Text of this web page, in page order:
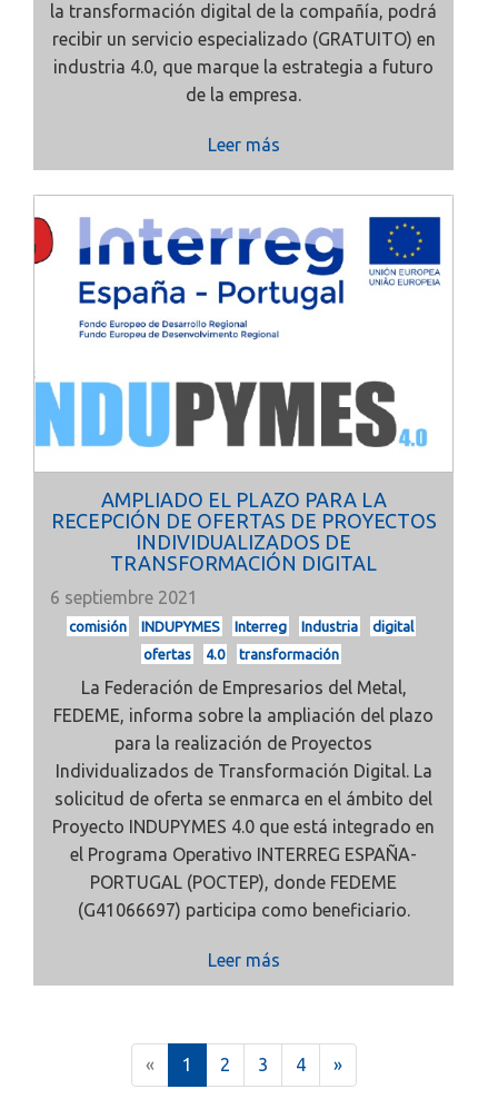
la transformación digital de la compañía, podrá
recibir un servicio especializado (GRATUITO) en
industria 4.0, que marque la estrategia a futuro
de la empresa.
Leer más
AMPLIADO EL PLAZO PARA LA
RECEPCIÓN DE OFERTAS DE PROYECTOS
INDIVIDUALIZADOS DE
TRANSFORMACIÓN DIGITAL
6 septiembre 2021
comisión INDUPYMES Interreg Industria
digital
ofertas
4.0 transformación
La Federación de Empresarios del Metal,
FEDEME, informa sobre la ampliación del plazo
para la realización de Proyectos
Individualizados de Transformación Digital. La
solicitud de oferta se enmarca en el ámbito del
Proyecto INDUPYMES 4.0 que está integrado en
el Programa Operativo INTERREG ESPAÑA-
PORTUGAL (POCTEP), donde FEDEME
(G41066697) participa como beneficiario.
Leer más
« 1
c
2 3 4 »